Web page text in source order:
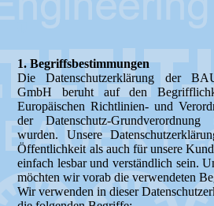
1. Begriffsbestimmungen
Die Datenschutzerklärung der
GmbH beruht auf den
Europäischen Richtlinien- und
der Datenschutz-
wurden. Unsere
Öffentlichkeit als auch für unsere
einfach lesbar und verständlich sein.
möchten wir vorab die verwendeten
Wir verwenden in dieser